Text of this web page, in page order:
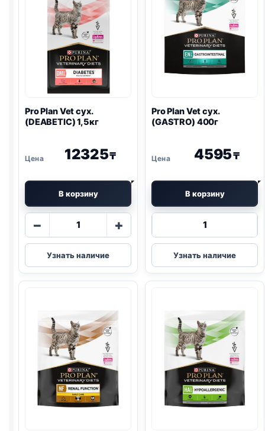
Pro PlanVet сух.
(DEABETIC) 1,5кг
12325₸
В корзину
−
Количество
Pro
Plan
Vet
+
Узнать наличие
Pro PlanVet сух.
(GASTRO) 400г
4595₸
В корзину
Количество
Pro
Plan
Vet
Узнать наличие